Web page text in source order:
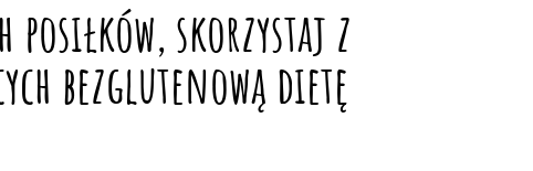
skorzystaj z
bezglutenową dietę